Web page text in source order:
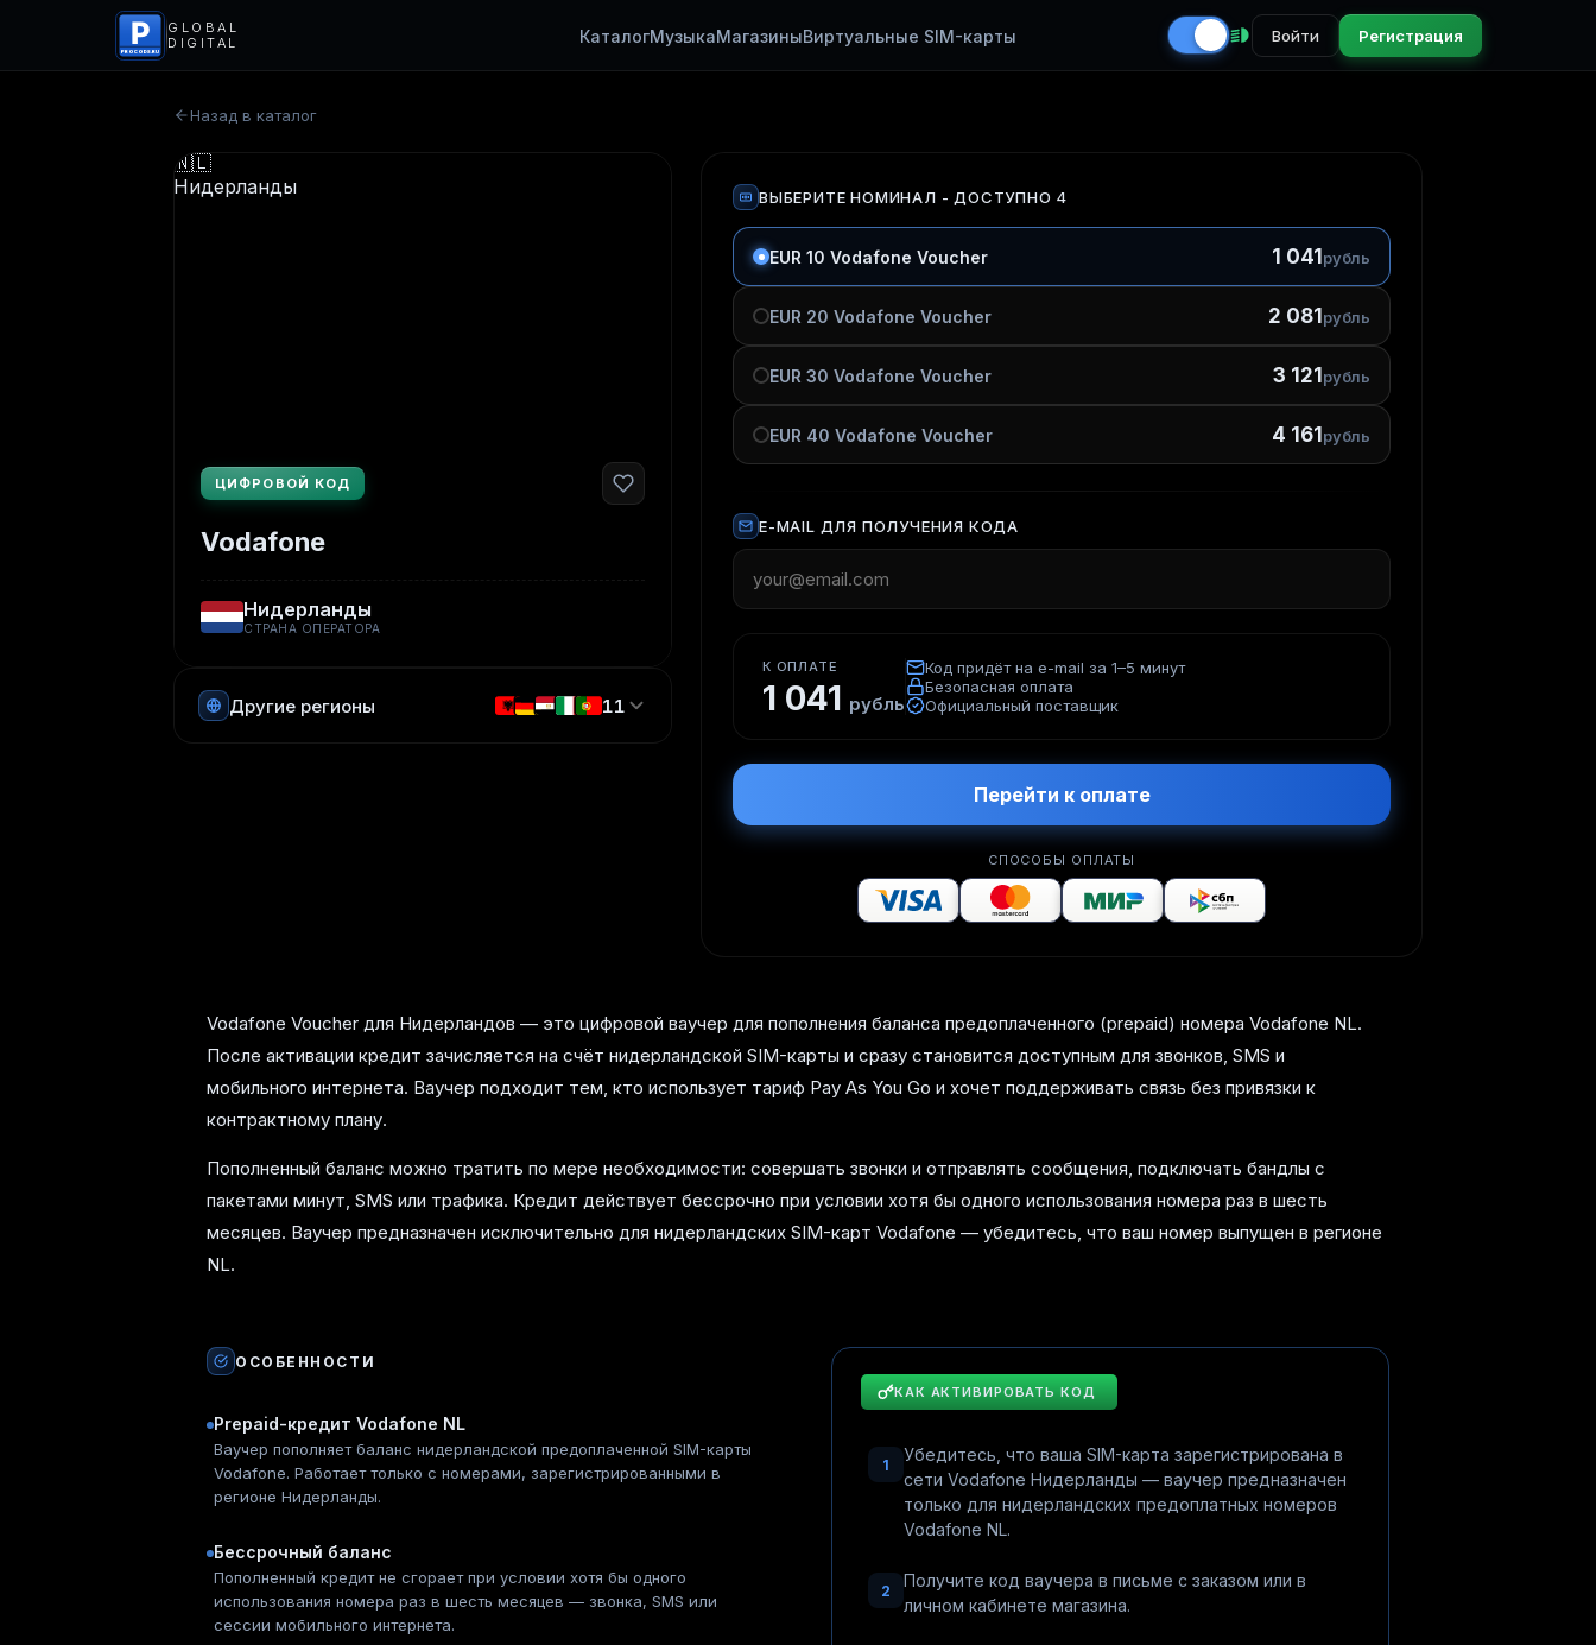
P
PROCODS.RU
GLOBAL
DIGITAL
КаталогМузыкаМагазиныВиртуальные SIM-карты Войти Регистрация
Назад в каталог
ЦИФРОВОЙ КОД
Vodafone
Нидерланды
СТРАНА ОПЕРАТОРА
Другие регионы 11
ВЫБЕРИТЕ НОМИНАЛ - ДОСТУПНО 4
EUR 10 Vodafone Voucher 1 041 рубль
EUR 20 Vodafone Voucher 2 081 рубль
EUR 30 Vodafone Voucher 3 121 рубль
EUR 40 Vodafone Voucher 4 161 рубль
E-MAIL ДЛЯ ПОЛУЧЕНИЯ КОДА
К ОПЛАТЕ
1 041 рубль
Код придёт на e-mail за 1–5 минут
Безопасная оплата
Официальный поставщик
Перейти к оплате
СПОСОБЫ ОПЛАТЫ
Vodafone Voucher для Нидерландов — это цифровой ваучер для пополнения баланса предоплаченного (prepaid) номера Vodafone NL.
После активации кредит зачисляется на счёт нидерландской SIM-карты и сразу становится доступным для звонков, SMS и
мобильного интернета. Ваучер подходит тем, кто использует тариф Pay As You Go и хочет поддерживать связь без привязки к
контрактному плану.
Пополненный баланс можно тратить по мере необходимости: совершать звонки и отправлять сообщения, подключать бандлы с
пакетами минут, SMS или трафика. Кредит действует бессрочно при условии хотя бы одного использования номера раз в шесть
месяцев. Ваучер предназначен исключительно для нидерландских SIM-карт Vodafone — убедитесь, что ваш номер выпущен в регионе
NL.
ОСОБЕННОСТИ
Prepaid-кредит Vodafone NL
Ваучер пополняет баланс нидерландской предоплаченной SIM-карты
Vodafone. Работает только с номерами, зарегистрированными в
регионе Нидерланды.
Бессрочный баланс
Пополненный кредит не сгорает при условии хотя бы одного
использования номера раз в шесть месяцев — звонка, SMS или
сессии мобильного интернета.
КАК АКТИВИРОВАТЬ КОД
1
Убедитесь, что ваша SIM-карта зарегистрирована в
сети Vodafone Нидерланды — ваучер предназначен
только для нидерландских предоплатных номеров
Vodafone NL.
2
Получите код ваучера в письме с заказом или в
личном кабинете магазина.